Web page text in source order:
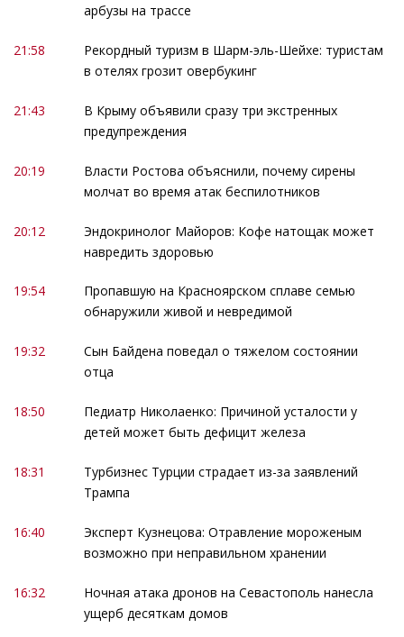
арбузы на трассе
21:58
Рекордный туризм в Шарм-эль-Шейхе: туристам
в отелях грозит овербукинг
21:43
В Крыму объявили сразу три экстренных
предупреждения
20:19
Власти Ростова объяснили, почему сирены
молчат во время атак беспилотников
20:12
Эндокринолог Майоров: Кофе натощак может
навредить здоровью
19:54
Пропавшую на Красноярском сплаве семью
обнаружили живой и невредимой
19:32
Сын Байдена поведал о тяжелом состоянии
отца
18:50
Педиатр Николаенко: Причиной усталости у
детей может быть дефицит железа
18:31
Турбизнес Турции страдает из-за заявлений
Трампа
16:40
Эксперт Кузнецова: Отравление мороженым
возможно при неправильном хранении
16:32
Ночная атака дронов на Севастополь нанесла
ущерб десяткам домов